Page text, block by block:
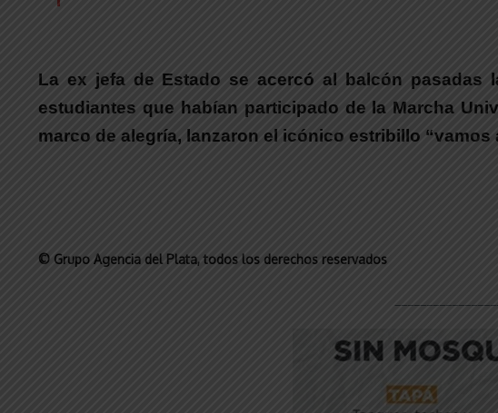
La ex jefa de Estado se acercó al balcón pasadas
estudiantes que habían participado de la Marcha
marco de alegría, lanzaron el icónico estribillo “vamos
© Grupo Agencia del Plata, todos los derechos reservados